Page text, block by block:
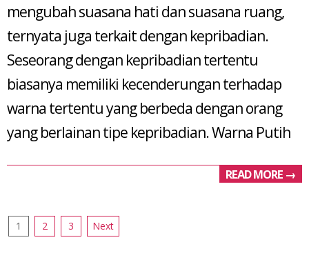
mengubah suasana hati dan suasana ruang,
ternyata juga terkait dengan kepribadian.
Seseorang dengan kepribadian tertentu
biasanya memiliki kecenderungan terhadap
warna tertentu yang berbeda dengan orang
yang berlainan tipe kepribadian. Warna Putih
READ MORE →
Posts
1 2 3 Next